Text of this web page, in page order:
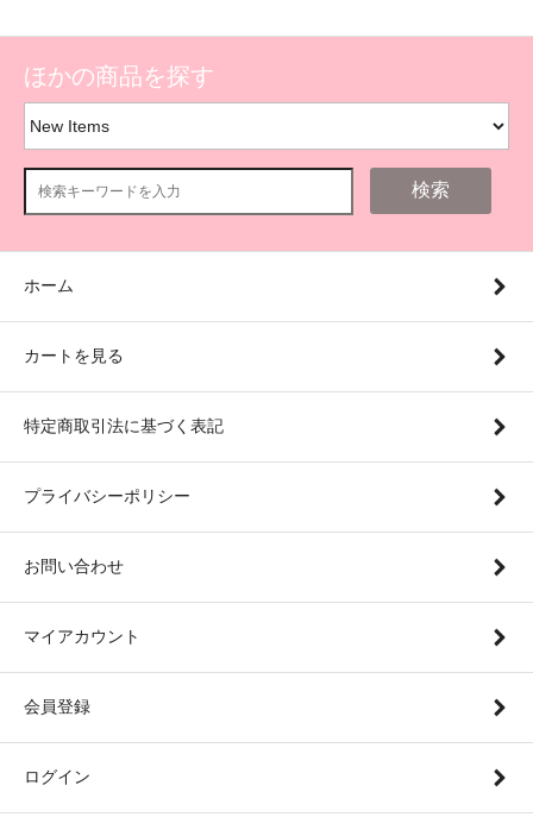
ほかの商品を探す
検索
ホーム
カートを見る
特定商取引法に基づく表記
プライバシーポリシー
お問い合わせ
マイアカウント
会員登録
ログイン